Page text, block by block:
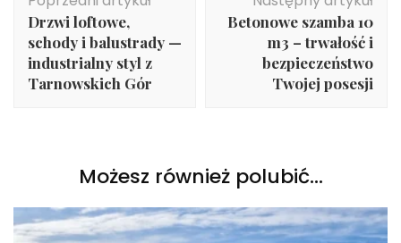
wpisu
Drzwi loftowe,
schody i balustrady —
industrialny styl z
Tarnowskich Gór
Betonowe szamba 10
m3 – trwałość i
bezpieczeństwo
Twojej posesji
Możesz również polubić…